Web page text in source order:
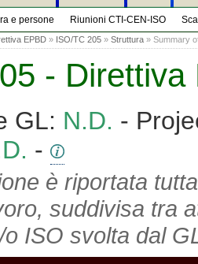
e persone Riunioni CTI-CEN-ISO
EPBD » ISO/TC 205 » Struttura » Summary
- Direttiva
GL: N.D. -
-
è riportata
suddivisa tra
ISO svolta dal